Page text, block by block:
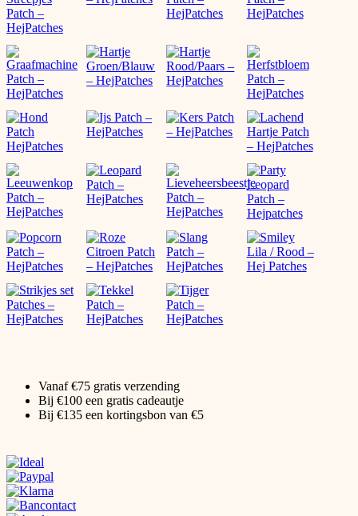
Vanaf €75 gratis verzending
Bij €100 een gratis cadeautje
Bij €135 een kortingsbon van €5